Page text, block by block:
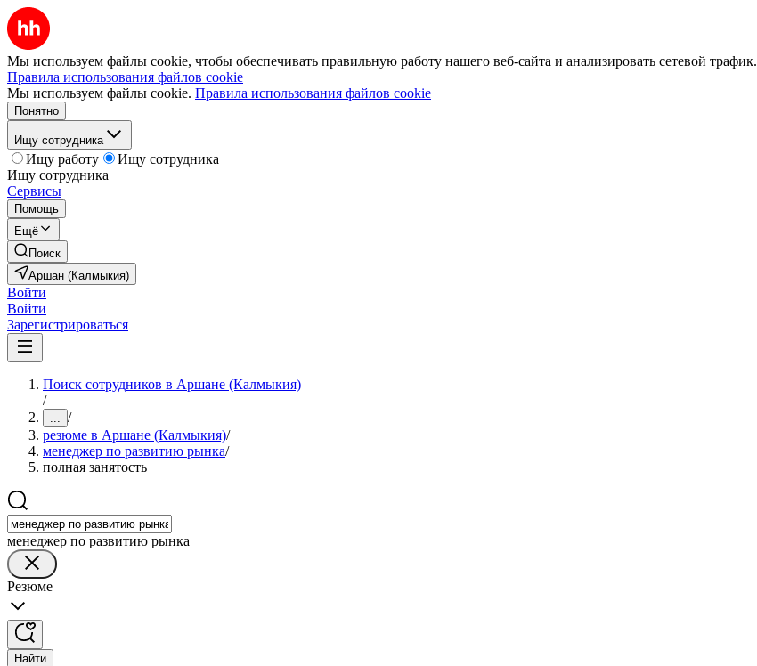
Мы используем файлы cookie, чтобы обеспечивать правильную работу нашего веб-сайта и анализировать сетевой трафик.
Правила использования файлов cookie
Мы используем файлы cookie. Правила использования файлов cookie
Понятно
Ищу сотрудника
Ищу работу
Ищу сотрудника
Ищу сотрудника
Сервисы
Помощь
Ещё
Поиск
Аршан (Калмыкия)
Войти
Войти
Зарегистрироваться
Поиск сотрудников в Аршане (Калмыкия)
/
... /
резюме в Аршане (Калмыкия)/
менеджер по развитию рынка/
полная занятость
менеджер по развитию рынка
Резюме
Найти